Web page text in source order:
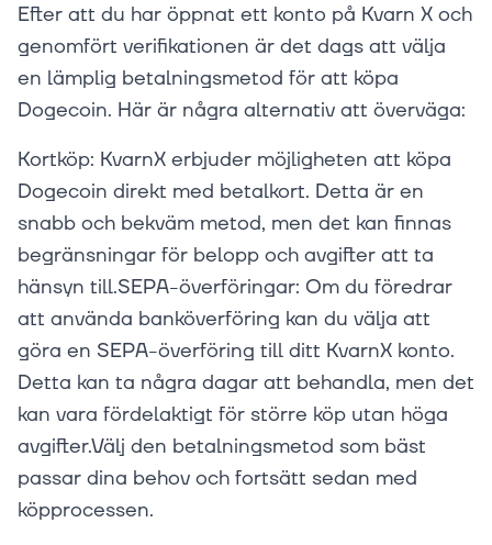
Efter att du har öppnat ett konto på Kvarn X och
genomfört verifikationen är det dags att välja
en lämplig betalningsmetod för att köpa
Dogecoin. Här är några alternativ att överväga:
Kortköp: KvarnX erbjuder möjligheten att köpa
Dogecoin direkt med betalkort. Detta är en
snabb och bekväm metod, men det kan finnas
begränsningar för belopp och avgifter att ta
hänsyn till.SEPA-överföringar: Om du föredrar
att använda banköverföring kan du välja att
göra en SEPA-överföring till ditt KvarnX konto.
Detta kan ta några dagar att behandla, men det
kan vara fördelaktigt för större köp utan höga
avgifter.Välj den betalningsmetod som bäst
passar dina behov och fortsätt sedan med
köpprocessen.